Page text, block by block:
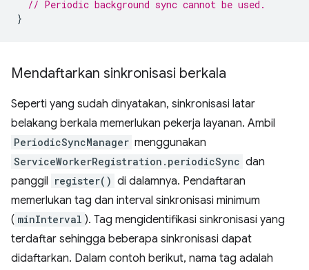
// Periodic background sync cannot be used.
}
Mendaftarkan sinkronisasi berkala
Seperti yang sudah dinyatakan, sinkronisasi latar
belakang berkala memerlukan pekerja layanan. Ambil
PeriodicSyncManager menggunakan
ServiceWorkerRegistration.periodicSync dan
panggil register() di dalamnya. Pendaftaran
memerlukan tag dan interval sinkronisasi minimum
( minInterval ). Tag mengidentifikasi sinkronisasi yang
terdaftar sehingga beberapa sinkronisasi dapat
didaftarkan. Dalam contoh berikut, nama tag adalah